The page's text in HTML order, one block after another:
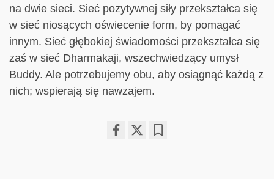
na dwie sieci. Sieć pozytywnej siły przekształca się
w sieć niosących oświecenie form, by pomagać
innym. Sieć głębokiej świadomości przekształca się
zaś w sieć Dharmakaji, wszechwiedzący umysł
Buddy. Ale potrzebujemy obu, aby osiągnąć każdą z
nich; wspierają się nawzajem.